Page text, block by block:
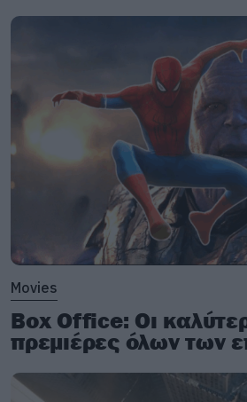
Movies
Box Office: Οι
πρεμιέρες όλων των